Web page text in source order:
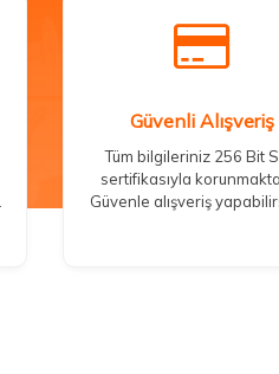
Güvenli Alışveriş
Tüm bilgileriniz 256 Bit
sertifikasıyla
Güvenle alışveriş